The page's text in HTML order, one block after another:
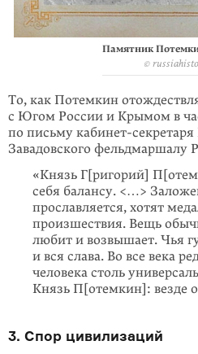
Памятник
©
То, как Потемкин
с Югом России и Крымом в
по письму кабинет-
Завадовского фельдмаршалу
«Князь Г[ригорий]
себя балансу. <…>
прославляется, хотят
произшествия. Вещь
любит и возвышает. Чья
и вся слава. Во все века
человека столь
Князь П[отемкин]: везде
3. Спор цивилизаций